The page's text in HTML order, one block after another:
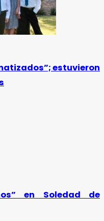
estuvieron
en Soledad de